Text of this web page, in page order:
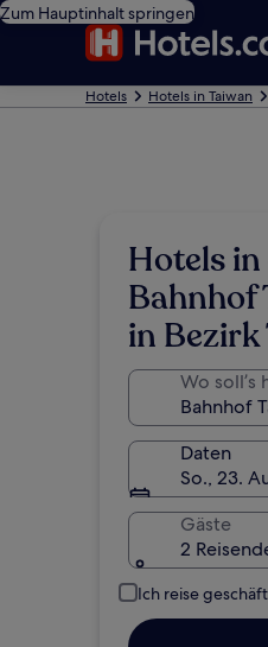
Zum Hauptinhalt springen
Hotels Hotels in Taiwan
Hotels in
Bahnhof
in Bezirk
Wo soll’s
Daten
So., 23.
Gäste
2
Ich reise